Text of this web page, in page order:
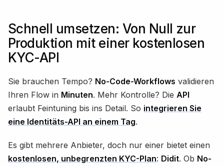
Schnell umsetzen: Von Null zur
Produktion mit einer kostenlosen
KYC-API
Sie brauchen Tempo? No-Code-Workflows validieren
Ihren Flow in Minuten. Mehr Kontrolle? Die API
erlaubt Feintuning bis ins Detail. So integrieren Sie
eine Identitäts-API an einem Tag.
Es gibt mehrere Anbieter, doch nur einer bietet einen
kostenlosen, unbegrenzten KYC-Plan: Didit. Ob No-